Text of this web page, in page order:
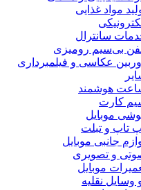
مواد غذایی
سانترال
بی‌سیم رومیزی
عکاسی و فیلمبرداری
هوشمند
کارت
موبایل
تاپ و تبلت
جانبی موبایل
و تصویری
موبایل
وسایل نقلیه